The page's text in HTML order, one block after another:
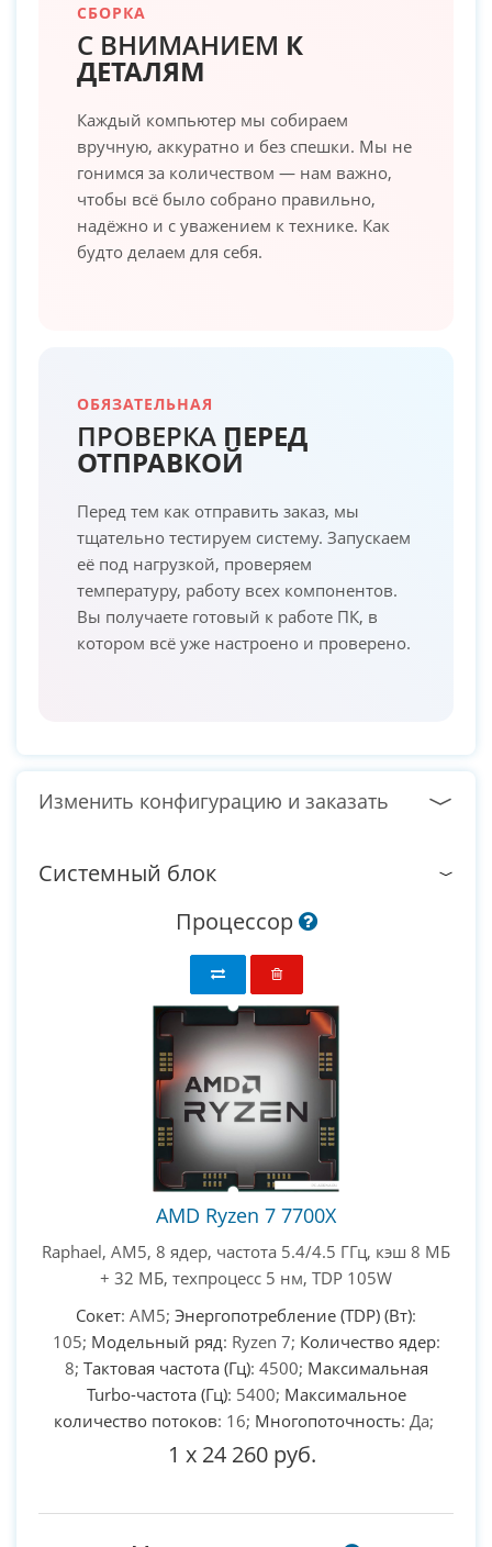
СБОРКА
С ВНИМАНИЕМ К
ДЕТАЛЯМ
Каждый компьютер мы собираем
вручную, аккуратно и без спешки. Мы не
гонимся за количеством — нам важно,
чтобы всё было собрано правильно,
надёжно и с уважением к технике. Как
будто делаем для себя.
ОБЯЗАТЕЛЬНАЯ
ПРОВЕРКА ПЕРЕД
ОТПРАВКОЙ
Перед тем как отправить заказ, мы
тщательно тестируем систему. Запускаем
её под нагрузкой, проверяем
температуру, работу всех компонентов.
Вы получаете готовый к работе ПК, в
котором всё уже настроено и проверено.
Изменить конфигурацию и заказать
Системный блок
Процессор
AMD Ryzen 7 7700X
Raphael, AM5, 8 ядер, частота 5.4/4.5 ГГц, кэш 8 МБ
+ 32 МБ, техпроцесс 5 нм, TDP 105W
Сокет: AM5; Энергопотребление (TDP) (Вт):
105; Модельный ряд: Ryzen 7; Количество ядер:
8; Тактовая частота (Гц): 4500; Максимальная
Turbo-частота (Гц): 5400; Максимальное
количество потоков: 16; Многопоточность: Да;
1 x 24 260 руб.